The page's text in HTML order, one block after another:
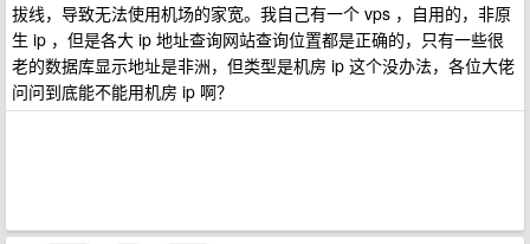
拔线，导致无法使用机场的家宽。我自己有一个 vps ，自用的，非原
生 ip ，但是各大 ip 地址查询网站查询位置都是正确的，只有一些很
老的数据库显示地址是非洲，但类型是机房 ip 这个没办法，各位大佬
问问到底能不能用机房 ip 啊？